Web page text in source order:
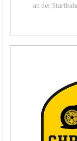
an der